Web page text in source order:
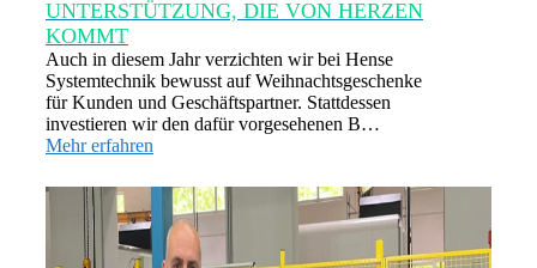
UNTERSTÜTZUNG, DIE VON HERZEN
KOMMT
Auch in diesem Jahr verzichten wir bei Hense
Systemtechnik bewusst auf Weihnachtsgeschenke
für Kunden und Geschäftspartner. Stattdessen
investieren wir den dafür vorgesehenen B…
Mehr erfahren